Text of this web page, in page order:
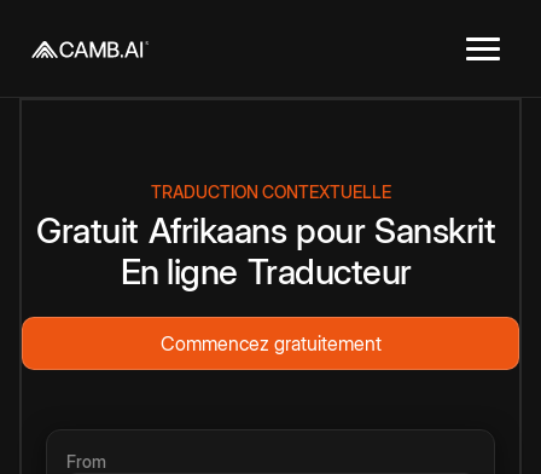
TRADUCTION CONTEXTUELLE
Gratuit Afrikaans pour Sanskrit
En ligne Traducteur
Commencez gratuitement
From